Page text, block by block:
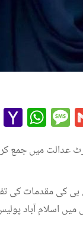
ViberYahoo
Mail
عدالت میں جمع
بی کی مقدمات کی
اسلام آباد